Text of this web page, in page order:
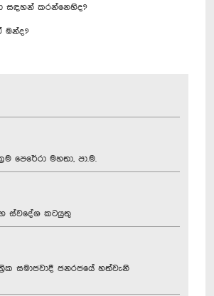
සඳහන් කරන්නෙහිද?
මන්ද?
පෙරේරා මහතා, පා.ම.
ස්වදේශ කටයුතු
සමාජවාදී ජනරජයේ හත්වැනි